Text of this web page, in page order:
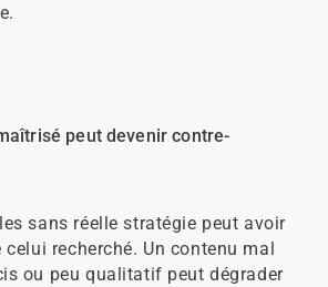
peut devenir contre-
sans réelle stratégie peut avoir
celui recherché. Un contenu mal
ou peu qualitatif peut dégrader